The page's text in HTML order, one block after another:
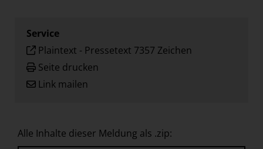
Service
Plaintext - Pressetext 7357 Zeichen
Seite drucken
Link mailen
Alle Inhalte dieser Meldung als .zip: